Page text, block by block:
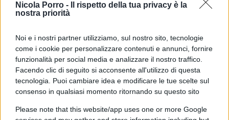
Nicola Porro -
Il rispetto della tua privacy è la
nostra priorità
Noi e i nostri partner utilizziamo, sul nostro sito, tecnologie
come i cookie per personalizzare contenuti e annunci, fornire
funzionalità per social media e analizzare il nostro traffico.
Facendo clic di seguito si acconsente all'utilizzo di questa
tecnologia. Puoi cambiare idea e modificare le tue scelte sul
consenso in qualsiasi momento ritornando su questo sito
Please note that this website/app uses one or more Google
Hitler, ma vediamo se sia possibile superarne gli
errori grossolani una volta per tutte, per non
ripetere gli orrori più lugubri della storia. Per dirla
all’anglosassone, se mi inganni una volta
vergognati, ma se mi inganni la seconda … !